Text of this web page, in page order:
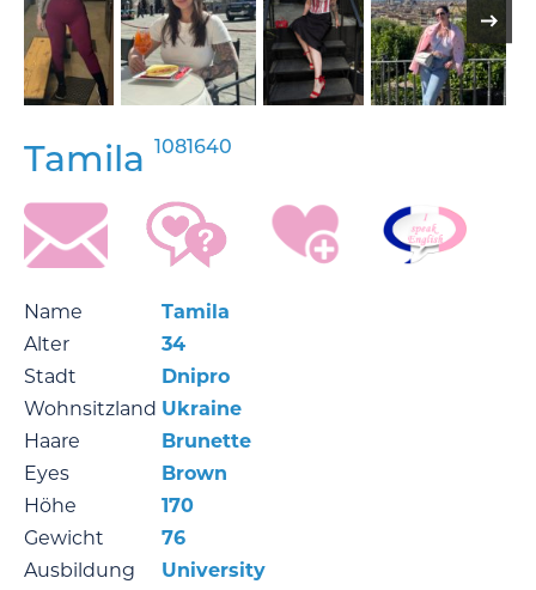
Tamila 1081640
Name
Tamila
Alter
34
Stadt
Dnipro
Wohnsitzland Ukraine
Haare
Brunette
Eyes
Brown
Höhe
170
Gewicht
76
Ausbildung
University